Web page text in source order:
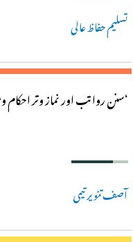
تسلیم حفاظ عالی
‘سنن رواتب اور نماز وتر
آصف تنویر تیمی